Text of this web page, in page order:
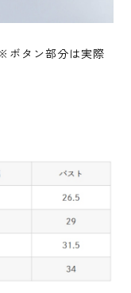
タン部分は実際